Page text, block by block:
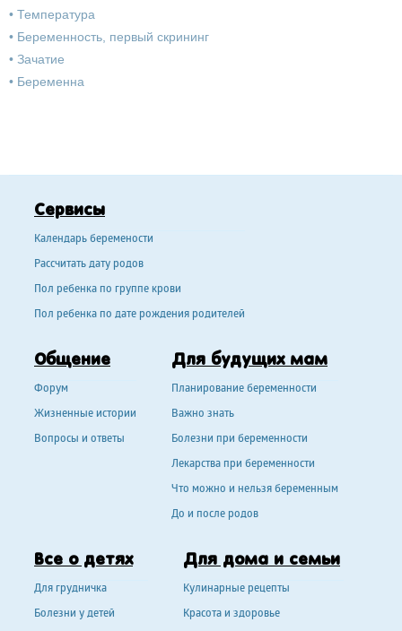
• Температура
• Беременность, первый скрининг
• Зачатие
• Беременна
Сервисы
Календарь беремености
Рассчитать дату родов
Пол ребенка по группе крови
Пол ребенка по дате рождения родителей
Общение
Форум
Жизненные истории
Вопросы и ответы
Для будущих мам
Планирование беременности
Важно знать
Болезни при беременности
Лекарства при беременности
Что можно и нельзя беременным
До и после родов
Все о детях
Для грудничка
Болезни у детей
Для дома и семьи
Кулинарные рецепты
Красота и здоровье